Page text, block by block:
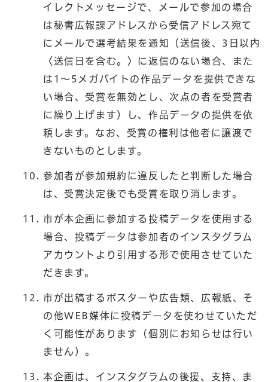
イレクトメッセージで、メールで参加の場合
は秘書広報課アドレスから受信アドレス宛て
にメールで選考結果を通知（送信後、3日以内
〈送信日を含む。〉に返信のない場合、また
は1～5メガバイトの作品データを提供できな
い場合、受賞を無効とし、次点の者を受賞者
に繰り上げます）し、作品データの提供を依
頼します。なお、受賞の権利は他者に譲渡で
きないものとします。
参加者が参加規約に違反したと判断した場合
は、受賞決定後でも受賞を取り消します。
市が本企画に参加する投稿データを使用する
場合、投稿データは参加者のインスタグラム
アカウントより引用する形で使用させていた
だきます。
市が出稿するポスターや広告類、広報紙、そ
の他WEB媒体に投稿データを使わせていただ
く可能性があります（個別にお知らせは行い
ません）。
本企画は、インスタグラムの後援、支持、ま